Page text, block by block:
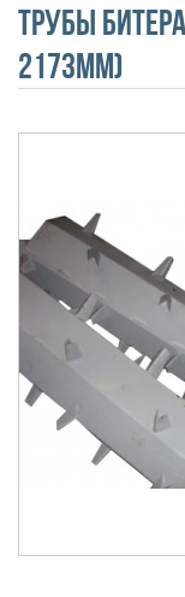
трубы
2173мм)